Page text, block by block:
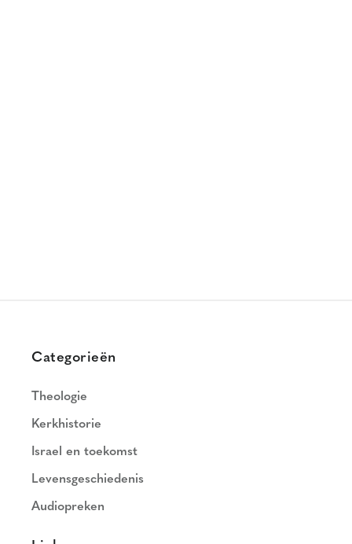
Categorieën
Theologie
Kerkhistorie
Israel en toekomst
Levensgeschiedenis
Audiopreken